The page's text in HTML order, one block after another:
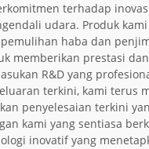
terhadap
udara. Produk
haba dan
memberikan prestasi
R&D yang
terkini, kami terus
penyelesaian terkini
kami yang sentiasa
inovatif yang